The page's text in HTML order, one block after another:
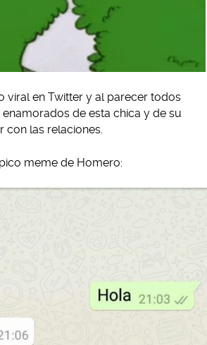
viral en Twitter y al parecer todos
de esta chica y de su
con las relaciones.
meme de Homero: